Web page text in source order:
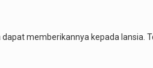
memberikannya kepada lansia.